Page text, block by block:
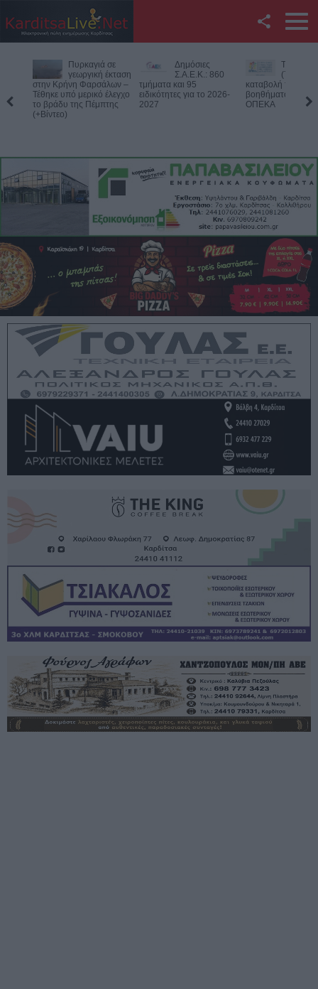
Twitter
YouTube
RSS
KarditsaLive.Net
Δημόσιες
Σ.Α.Ε.Κ.: 860
τμήματα και 95
ειδικότητες για το 2026-
2027
Την Παρασκευή
(7/8) η δεύτερη
καταβολή του
βοηθήματος του ΛΑΕ-
ΟΠΕΚΑ
Νεκρός
αγροτική
περιοχή του
Πιθανό